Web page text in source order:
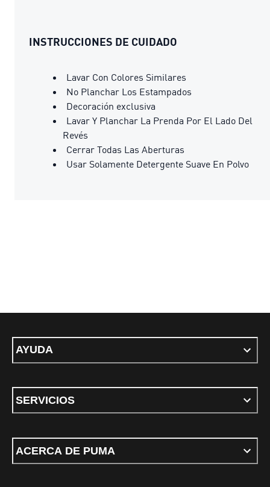
INSTRUCCIONES DE CUIDADO
Lavar Con Colores Similares
No Planchar Los Estampados
Decoración exclusiva
Lavar Y Planchar La Prenda Por El Lado Del
Revés
Cerrar Todas Las Aberturas
Usar Solamente Detergente Suave En Polvo
AYUDA
SERVICIOS
ACERCA DE PUMA